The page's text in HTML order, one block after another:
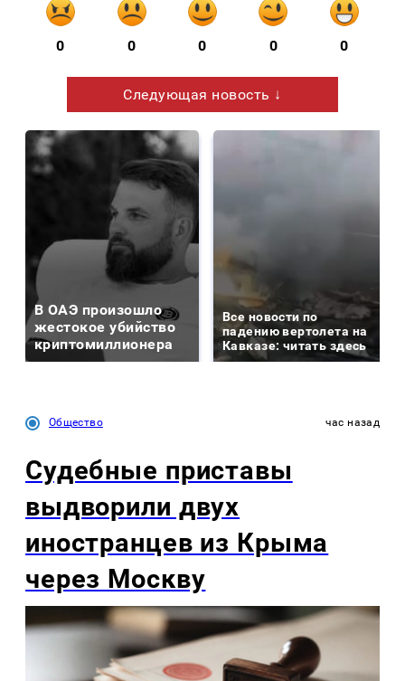
0 0 0 0 0
Следующая новость ↓
В ОАЭ произошло
жестокое убийство
криптомиллионера
Все новости по
падению вертолета на
Кавказе: читать здесь
Общество час назад
Судебные приставы
выдворили двух
иностранцев из Крыма
через Москву